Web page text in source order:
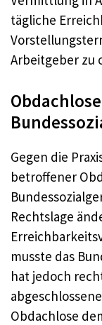
tägliche
Arbeitgeber zu
Gegen die
betroffener
Rechtslage
musste das
hat jedoch
Obdachlose